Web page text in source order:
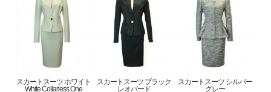
スカートスーツ ホワイト
White Collarless One
スカートスーツ ブラック
レオパード
スカートスーツ シルバー
グレー